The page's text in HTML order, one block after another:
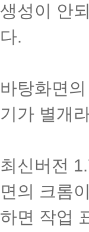
생성이 안
다.
바탕화면
기가 별개
최신버전
면의 크롬
하면 작업